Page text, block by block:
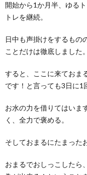
開始から1か月半、ゆる
トレを継続。
日中も声掛けをするもの
ことだけは徹底しました。
すると、ここに来ておま
です！と言っても3日に1
お水の力を借りてはいま
く、全力で褒める。
そしておまるにたまった
おまるでおしっこしたら